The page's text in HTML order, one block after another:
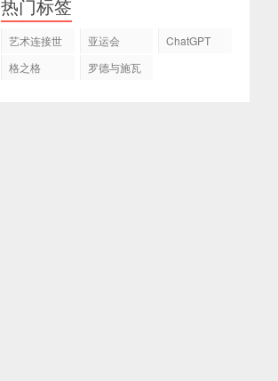
热门标签
艺术连接世
亚运会
ChatGPT
格之格
罗德与施瓦